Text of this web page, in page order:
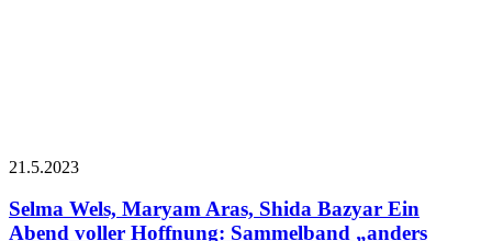
21.5.2023
Selma Wels, Maryam Aras, Shida Bazyar Ein
Abend voller Hoffnung: Sammelband „anders